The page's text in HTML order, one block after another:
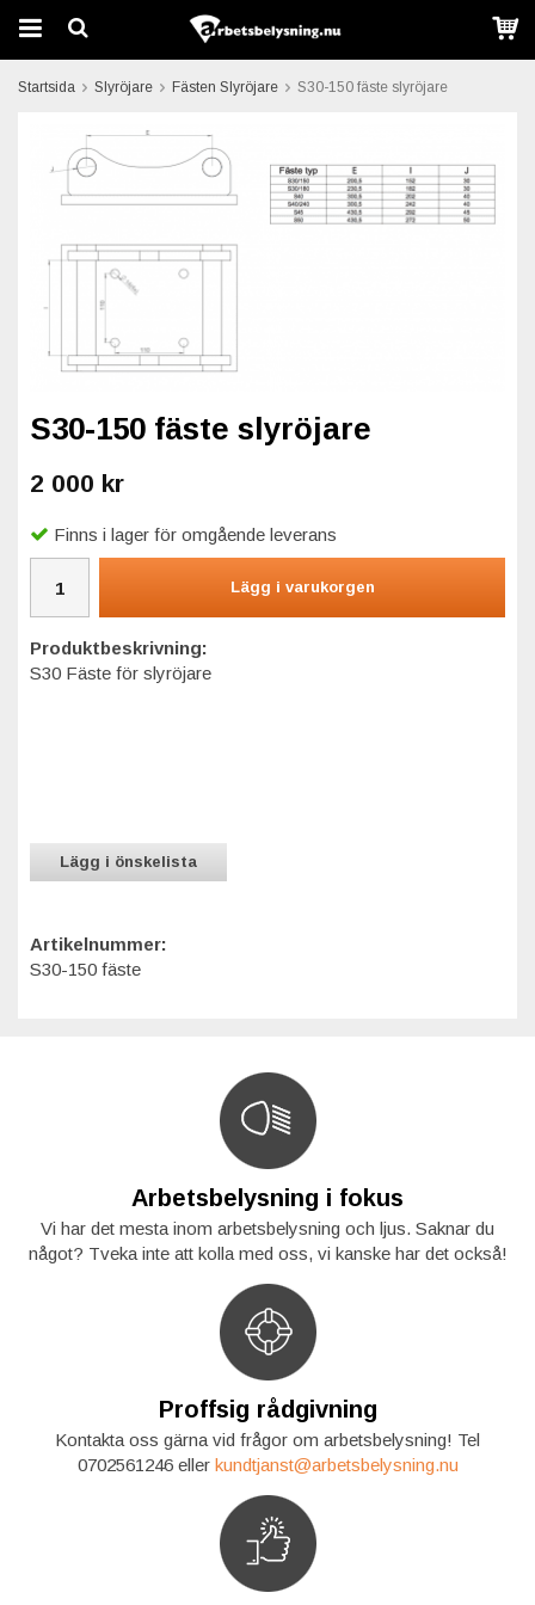
Startsida Slyröjare Fästen Slyröjare S30-150 fäste slyröjare
S30-150 fäste slyröjare
2 000 kr
Finns i lager för omgående leverans
Lägg i varukorgen
Produktbeskrivning:
S30 Fäste för slyröjare
Lägg i önskelista
Artikelnummer:
S30-150 fäste
Arbetsbelysning i fokus
Vi har det mesta inom arbetsbelysning och ljus. Saknar du
något? Tveka inte att kolla med oss, vi kanske har det också!
Proffsig rådgivning
Kontakta oss gärna vid frågor om arbetsbelysning! Tel
0702561246 eller kundtjanst@arbetsbelysning.nu